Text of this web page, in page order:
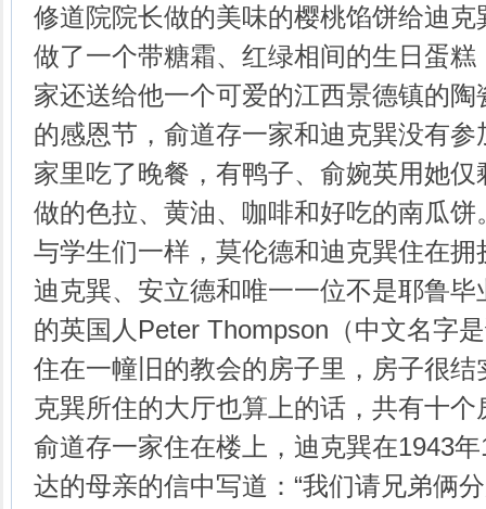
修道院院长做的美味的樱桃馅饼给迪
做了一个带糖霜、红绿相间的生日蛋
家还送给他一个可爱的江西景德镇的
的感恩节，俞道存一家和迪克巽没有
家里吃了晚餐，有鸭子、俞婉英用她
做的色拉、黄油、咖啡和好吃的南瓜饼
与学生们一样，莫伦德和迪克巽住在
迪克巽、安立德和唯一一位不是耶鲁
的英国人Peter Thompson（中文名字
住在一幢旧的教会的房子里，房子很
克巽所住的大厅也算上的话，共有十
俞道存一家住在楼上，迪克巽在1943
达的母亲的信中写道：“我们请兄弟俩